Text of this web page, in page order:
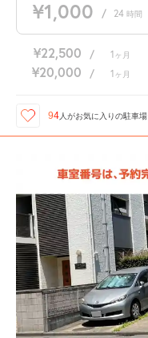
¥1,000 / 24 時間
¥22,500 / 1 ヶ月
¥20,000 / 1 ヶ月
94 人がお気に入りの駐車場